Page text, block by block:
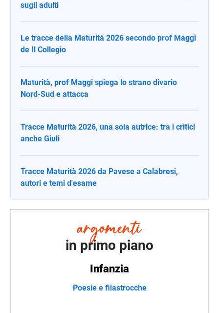
sugli adulti
Le tracce della Maturità 2026 secondo prof Maggi
de Il Collegio
Maturità, prof Maggi spiega lo strano divario
Nord-Sud e attacca
Tracce Maturità 2026, una sola autrice: tra i critici
anche Giuli
Tracce Maturità 2026 da Pavese a Calabresi,
autori e temi d'esame
in primo piano
Infanzia
Poesie e filastrocche